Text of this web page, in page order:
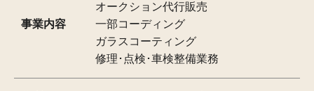
事業内容
オークション代行販売
一部コーディング
ガラスコーティング
修理･点検･車検整備業務